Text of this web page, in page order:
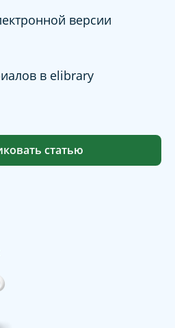
версии
в elibrary
статью